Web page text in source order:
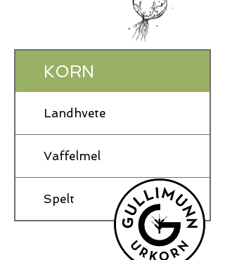
KORN
Landhvete
Vaffelmel
Spelt